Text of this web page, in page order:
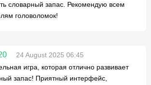
словарный запас. Рекомендую всем
головоломок!
24 August 2025 06:45
игра, которая отлично развивает
запас! Приятный интерфейс,